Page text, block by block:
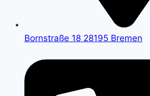
Bornstraße 18 28195 Bremen